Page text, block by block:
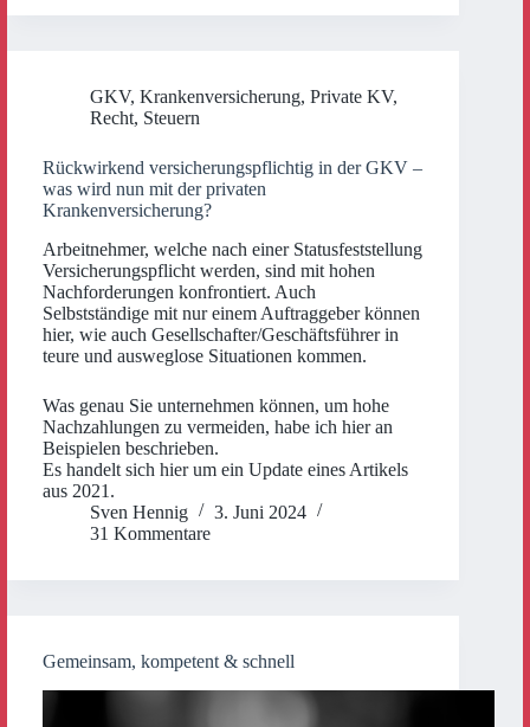
GKV, Krankenversicherung, Private KV,
Recht, Steuern
Rückwirkend versicherungspflichtig in der GKV –
was wird nun mit der privaten
Krankenversicherung?
Arbeitnehmer, welche nach einer Statusfeststellung
Versicherungspflicht werden, sind mit hohen
Nachforderungen konfrontiert. Auch
Selbstständige mit nur einem Auftraggeber können
hier, wie auch Gesellschafter/Geschäftsführer in
teure und ausweglose Situationen kommen.
Was genau Sie unternehmen können, um hohe
Nachzahlungen zu vermeiden, habe ich hier an
Beispielen beschrieben.
Es handelt sich hier um ein Update eines Artikels
aus 2021.
Sven Hennig
3. Juni 2024
31 Kommentare
Gemeinsam, kompetent & schnell